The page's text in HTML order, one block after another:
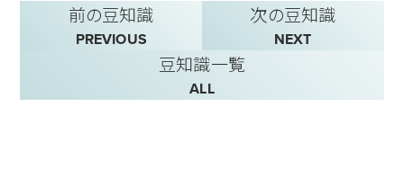
前の豆知識
PREVIOUS
次の豆知識
NEXT
豆知識一覧
ALL